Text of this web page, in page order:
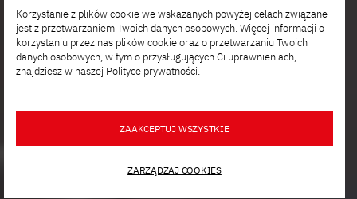
Korzystanie z plików cookie we wskazanych powyżej celach związane
jest z przetwarzaniem Twoich danych osobowych. Więcej informacji o
korzystaniu przez nas plików cookie oraz o przetwarzaniu Twoich
danych osobowych, w tym o przysługujących Ci uprawnieniach,
znajdziesz w naszej Polityce prywatności.
ZAAKCEPTUJ WSZYSTKIE
ZARZĄDZAJ COOKIES